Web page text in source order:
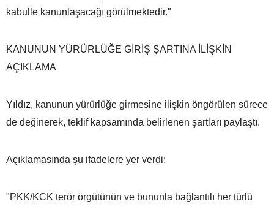
kabulle kanunlaşacağı görülmektedir."
KANUNUN YÜRÜRLÜĞE GİRİŞ ŞARTINA İLİŞKİN
AÇIKLAMA
Yıldız, kanunun yürürlüğe girmesine ilişkin öngörülen sürece
de değinerek, teklif kapsamında belirlenen şartları paylaştı.
Açıklamasında şu ifadelere yer verdi:
"PKK/KCK terör örgütünün ve bununla bağlantılı her türlü